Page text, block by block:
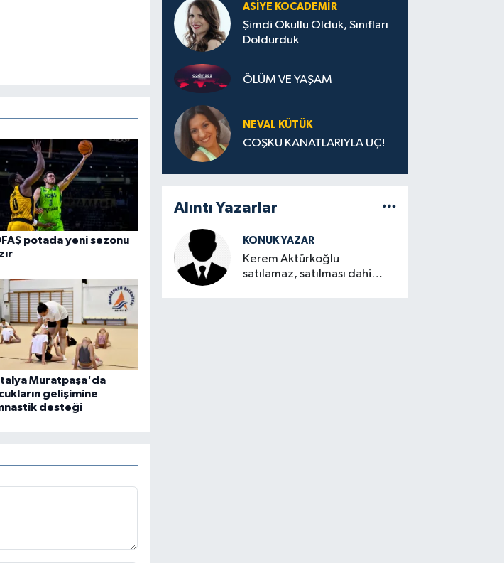
potada yeni sezonu
Muratpaşa'da
gelişimine
desteği
ASIYE KOCADEMİR
Şimdi Okullu Olduk, Sınıfları
Doldurduk
ÖLÜM VE YAŞAM
NEVAL KÜTÜK
COŞKU KANATLARIYLA UÇ!
Alıntı Yazarlar
KONUK YAZAR
Kerem Aktürkoğlu
satılamaz, satılması dahi